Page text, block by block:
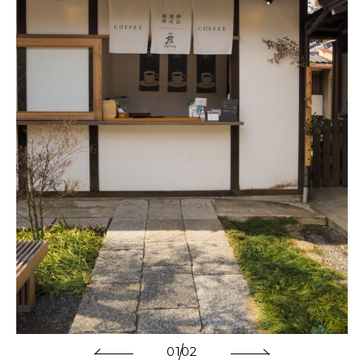
0102